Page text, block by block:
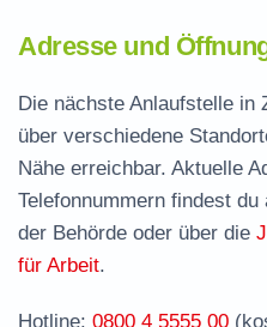
Leistungen der
Termin vereinbaren
Jobcenter Dahme-
Stelle
Stellenangebote
Häufige Fragen rund
Adresse und
Die nächste Anlaufstelle in
über verschiedene
Nähe erreichbar. Aktuelle
Telefonnummern findest
der Behörde oder über die
für Arbeit.
Hotline: 0800 4 5555 00